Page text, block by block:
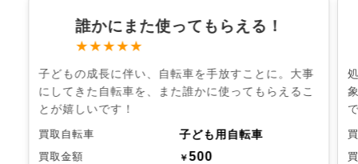
誰かにまた使ってもらえる！
★★★★★
子どもの成長に伴い、自転車を手放すことに。大事
にしてきた自転車を、また誰かに使ってもらえるこ
とが嬉しいです！
買取自転車 子ども用自転車
買取金額 ￥500